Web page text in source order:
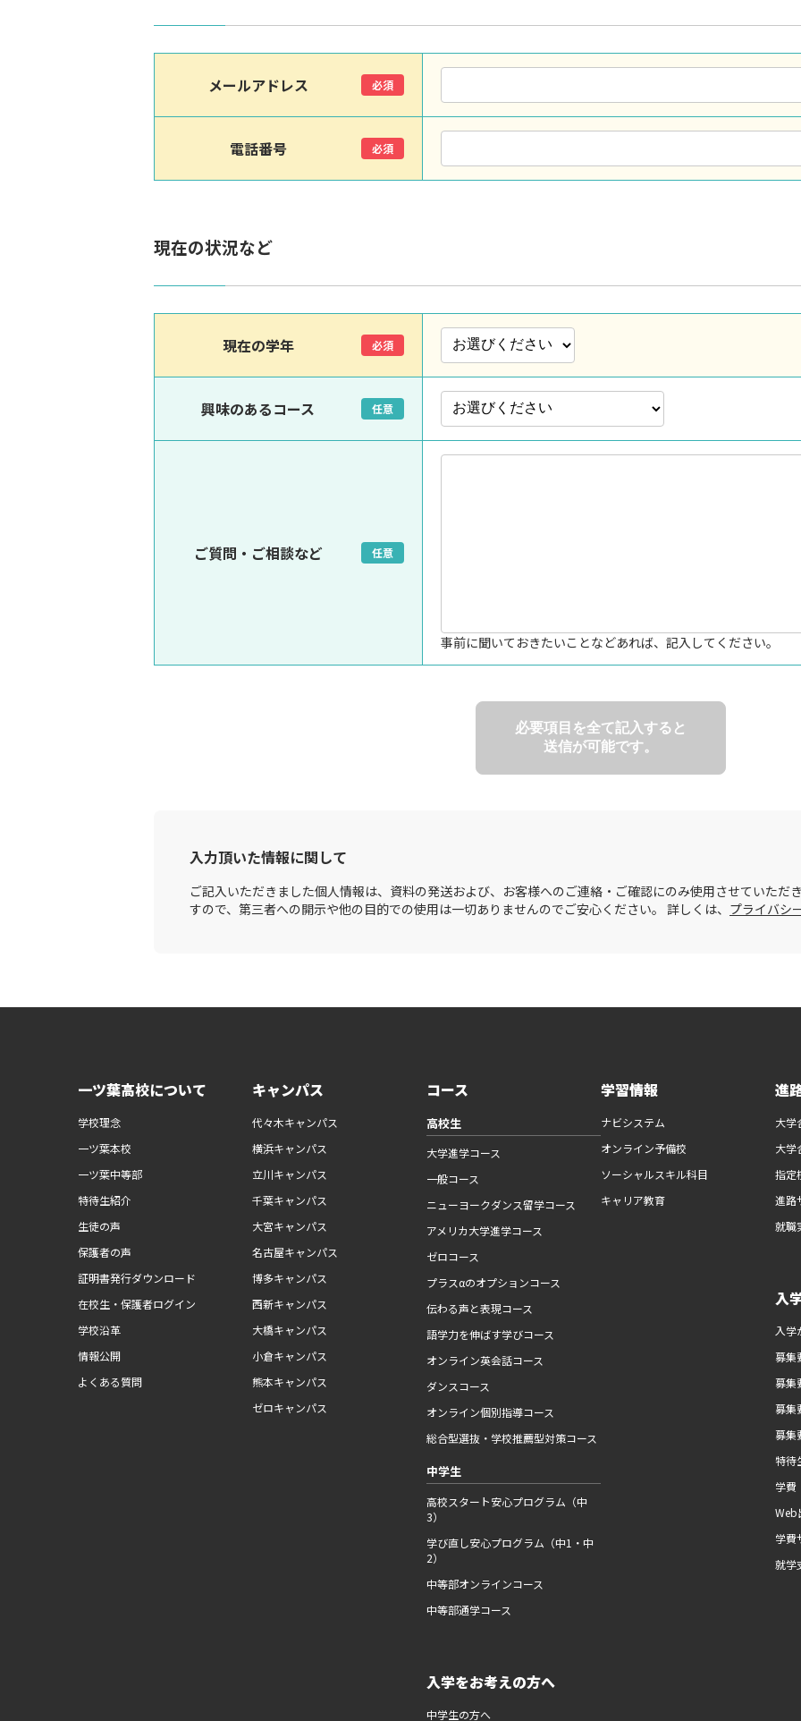
メールアドレス 必須
電話番号 必須
現在の状況など
現在の学年 必須
興味のあるコース 任意
ご質問・ご相談など 任意
事前に聞いておきたいことなどあれば、記入してください。
必要項目を全て記入すると
送信が可能です。
入力頂いた情報に関して
ご記入いただきました個人情報は、資料の発送および、お客様へのご連絡・ご確認にのみ使用させていただ
すので、第三者への開示や他の目的での使用は一切ありませんのでご安心ください。 詳しくは、 プライバシ
一ツ葉高校について
学校理念
一ツ葉本校
一ツ葉中等部
特待生紹介
生徒の声
保護者の声
証明書発行ダウンロード
在校生・保護者ログイン
学校沿革
情報公開
よくある質問
キャンパス
代々木キャンパス
横浜キャンパス
立川キャンパス
千葉キャンパス
大宮キャンパス
名古屋キャンパス
博多キャンパス
西新キャンパス
大橋キャンパス
小倉キャンパス
熊本キャンパス
ゼロキャンパス
コース
高校生
大学進学コース
一般コース
ニューヨークダンス留学コース
アメリカ大学進学コース
ゼロコース
プラスαのオプションコース
伝わる声と表現コース
語学力を伸ばす学びコース
オンライン英会話コース
ダンスコース
オンライン個別指導コース
総合型選抜・学校推薦型対策コース
中学生
高校スタート安心プログラム（中
3）
学び直し安心プログラム（中1・中
2）
中等部オンラインコース
中等部通学コース
入学をお考えの方へ
中学生の方へ
学習情報
ナビシステム
オンライン予備校
ソーシャルスキル科目
キャリア教育
進
大学
大学
指定
進路
就職
入
入学
募集
募集
募集
募集
特待
学費
Web
学費
就学